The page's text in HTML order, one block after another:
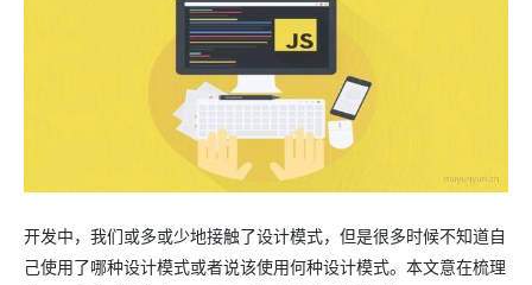
开发中，我们或多或少地接触了设计模式，但是很多时候不知道自
己使用了哪种设计模式或者说该使用何种设计模式。本文意在梳理